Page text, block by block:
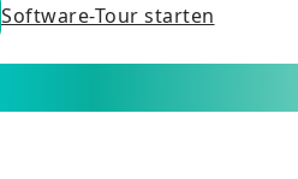
Software-Tour starten